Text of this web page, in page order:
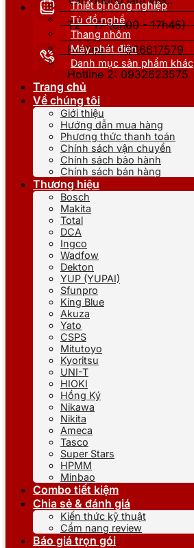
T2 - T7 (8h00 - 17h45)
Hotline 1: 0866617579
Hotline 2: 0932623575
Thiết bị nông nghiệp
Tủ đồ nghề
Thang nhôm
Máy phát điện
Danh mục sản phẩm khác
Trang chủ
Về chúng tôi
Giới thiệu
Hướng dẫn mua hàng
Phương thức thanh toán
Chính sách vận chuyển
Chính sách bảo hành
Chính sách bán hàng
Thương hiệu
Bosch
Makita
Total
DCA
Ingco
Wadfow
Dekton
YUP (YUPAI)
Sfunpro
King Blue
Akuza
Yato
CSPS
Mitutoyo
Kyoritsu
UNI-T
HIOKI
Hồng Ký
Nikawa
Nikita
Ameca
Tasco
Super Stars
HPMM
Minbao
Combo tiết kiệm
Chia sẻ & đánh giá
Kiến thức kỹ thuật
Cẩm nang review
Báo giá trọn gói